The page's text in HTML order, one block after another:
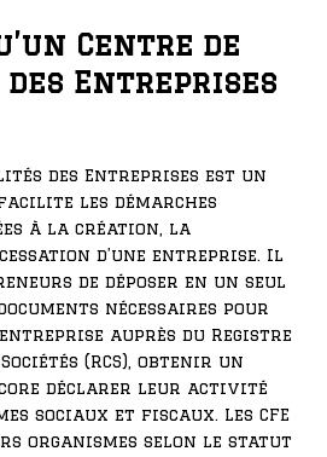
Centre de
Entreprises
des Entreprises est un
les démarches
à la création, la
d’une entreprise. Il
de déposer en un seul
nécessaires pour
auprès du Registre
(RCS), obtenir un
déclarer leur activité
sociaux et fiscaux. Les CFE
organismes selon le statut